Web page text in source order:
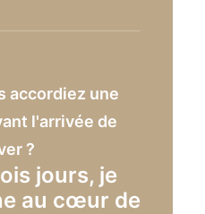
accordiez une
l'arrivée de
?
jours, je
au cœur de